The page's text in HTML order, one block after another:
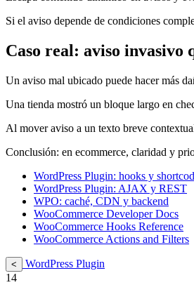
Si el aviso depende de condiciones
Caso real: aviso invasivo
Un aviso mal ubicado puede hacer más
Una tienda mostró un bloque largo en
Al mover aviso a un texto breve
Conclusión: en ecommerce, claridad y
WordPress Plugin: hooks y
WordPress Plugin: AJAX y REST
WPO: caché, CDN y backend
WooCommerce Developer Docs
WooCommerce Hooks Reference
WooCommerce Actions and Filters
<
WordPress Plugin
14